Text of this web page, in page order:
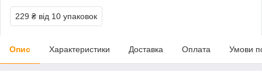
229 ₴ від 10 упаковок
Опис Характеристики Доставка Оплата Умови